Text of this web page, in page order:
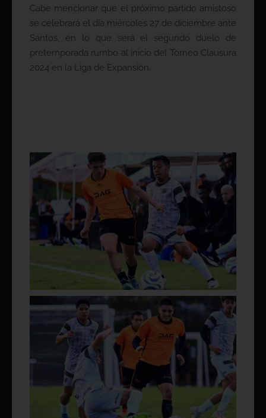
Cabe mencionar que el próximo partido amistoso
se celebrará el día miércoles 27 de diciembre ante
Santos, en lo que será el segundo duelo de
pretemporada rumbo al inicio del Torneo Clausura
2024 en la Liga de Expansión.